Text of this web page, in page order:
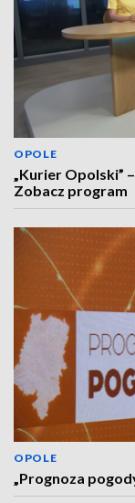
OPOLE
„Kurier Opolski”
Zobacz program
OPOLE
„Prognoza